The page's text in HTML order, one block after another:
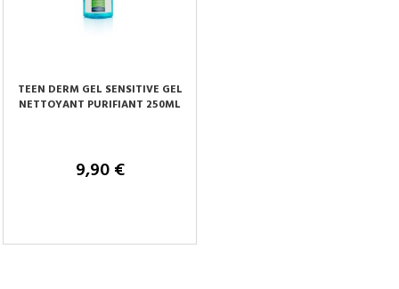
TEEN DERM GEL SENSITIVE GEL
NETTOYANT PURIFIANT 250ML
9,90 €